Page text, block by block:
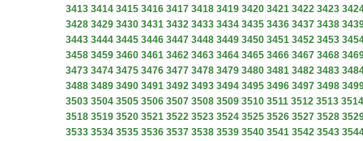
3413 3414 3415 3416 3417 3418 3419 3420 3421 3422 3423
3428 3429 3430 3431 3432 3433 3434 3435 3436 3437 3438
3443 3444 3445 3446 3447 3448 3449 3450 3451 3452 3453
3458 3459 3460 3461 3462 3463 3464 3465 3466 3467 3468
3473 3474 3475 3476 3477 3478 3479 3480 3481 3482 3483
3488 3489 3490 3491 3492 3493 3494 3495 3496 3497 3498
3503 3504 3505 3506 3507 3508 3509 3510 3511 3512 3513 3514
3518 3519 3520 3521 3522 3523 3524 3525 3526 3527 3528
3533 3534 3535 3536 3537 3538 3539 3540 3541 3542 3543